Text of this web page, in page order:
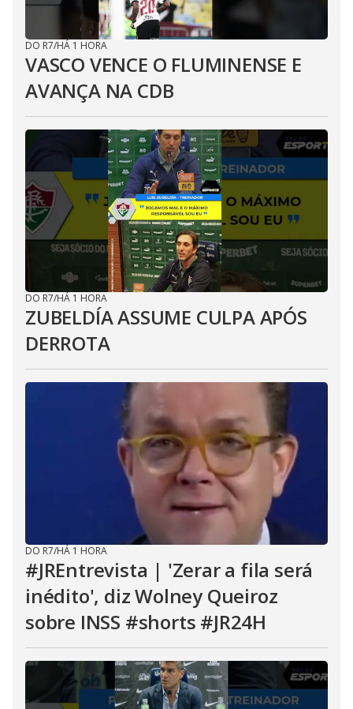
DO R7/HÁ 1 HORA
VASCO VENCE O FLUMINENSE E
AVANÇA NA CDB
DO R7/HÁ 1 HORA
ZUBELDÍA ASSUME CULPA APÓS
DERROTA
DO R7/HÁ 1 HORA
#JREntrevista | 'Zerar a fila será
inédito', diz Wolney Queiroz
sobre INSS #shorts #JR24H